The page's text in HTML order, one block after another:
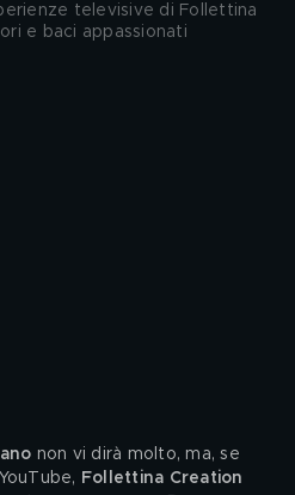
televisive di Follettina
e baci appassionati
non vi dirà molto, ma, se
Follettina Creation